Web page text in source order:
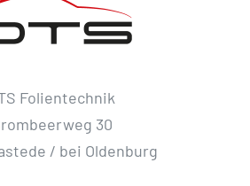
Folientechnik
30
/ bei Oldenburg